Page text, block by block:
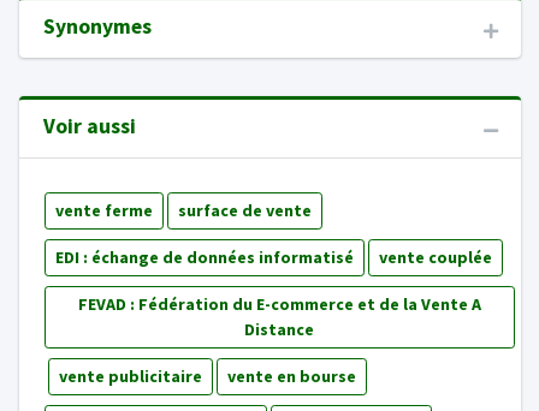
Synonymes
Voir aussi
vente ferme surface de vente
EDI : échange de données informatisé vente couplée
FEVAD : Fédération du E-commerce et de la Vente A
Distance
vente publicitaire vente en bourse